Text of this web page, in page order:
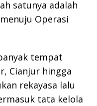
satunya adalah
Operasi
tempat
Cianjur hingga
rekayasa lalu
tata kelola